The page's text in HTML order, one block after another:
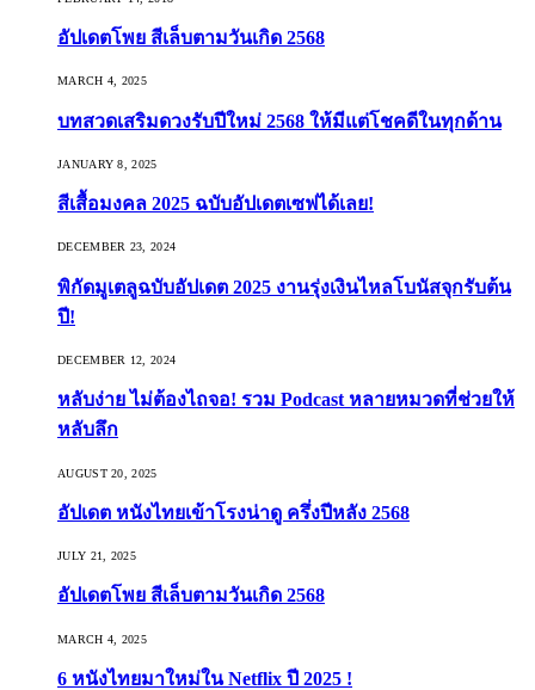
อัปเดตโพย สีเล็บตามวันเกิด 2568
MARCH 4, 2025
บทสวดเสริมดวงรับปีใหม่ 2568 ให้มีแต่โชคดีในทุกด้าน
JANUARY 8, 2025
สีเสื้อมงคล 2025 ฉบับอัปเดตเซฟได้เลย!
DECEMBER 23, 2024
พิกัดมูเตลูฉบับอัปเดต 2025 งานรุ่งเงินไหลโบนัสจุกรับต้น
ปี!
DECEMBER 12, 2024
หลับง่าย ไม่ต้องไถจอ! รวม Podcast หลายหมวดที่ช่วยให้
หลับลึก
AUGUST 20, 2025
อัปเดต หนังไทยเข้าโรงน่าดู ครึ่งปีหลัง 2568
JULY 21, 2025
อัปเดตโพย สีเล็บตามวันเกิด 2568
MARCH 4, 2025
6 หนังไทยมาใหม่ใน Netflix ปี 2025 !